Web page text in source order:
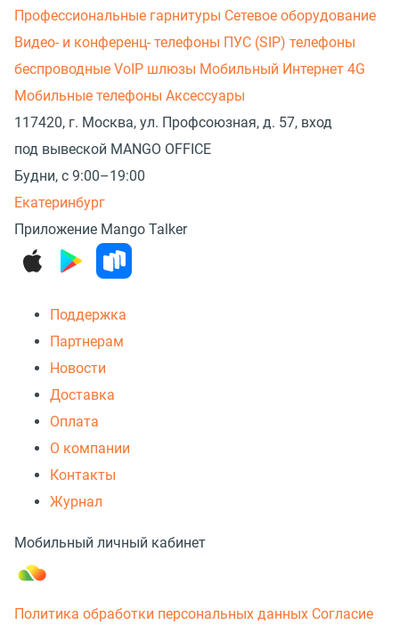
Профессиональные гарнитуры Сетевое оборудование
Видео- и конференц- телефоны ПУС (SIP) телефоны
беспроводные VoIP шлюзы Мобильный Интернет 4G
Мобильные телефоны Аксессуары
117420, г. Москва, ул. Профсоюзная, д. 57, вход
под вывеской MANGO OFFICE
Будни, с 9:00–19:00
Екатеринбург
Приложение Mango Talker
Поддержка
Партнерам
Новости
Доставка
Оплата
О компании
Контакты
Журнал
Мобильный личный кабинет
Политика обработки персональных данных Согласие